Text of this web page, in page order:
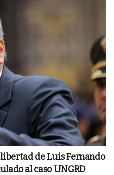
de Luis Fernando
al caso UNGRD